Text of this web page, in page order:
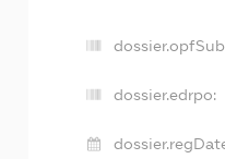
dossier.edrpo: